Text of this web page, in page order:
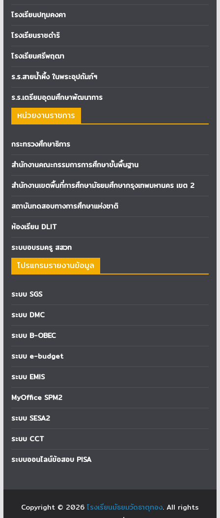
โรงเรียนปทุมคงคา
โรงเรียนราชดำริ
โรงเรียนศรีพฤฒา
ร.ร.สายน้ำผึ้ง ในพระอุปถัมภ์ฯ
ร.ร.เตรียมอุดมศึกษาพัฒนาการ
หน่วยงานราชการ
กระทรวงศึกษาธิการ
สำนักงานคณะกรรมการการศึกษาขั้นพื้นฐาน
สำนักงานเขตพื้นที่การศึกษามัธยมศึกษากรุงเทพมหานคร เขต 2
สถาบันทดสอบทางการศึกษาแห่งชาติ
ห้องเรียน DLIT
ระบบอบรมครู สสวท
โปรแกรมรายงานข้อมูล
ระบบ SGS
ระบบ DMC
ระบบ B-OBEC
ระบบ e-budget
ระบบ EMIS
MyOffice SPM2
ระบบ SESA2
ระบบ CCT
ระบบออนไลน์ข้อสอบ PISA
Copyright © 2026 โรงเรียนมัธยมวัดธาตุทอง. All rights